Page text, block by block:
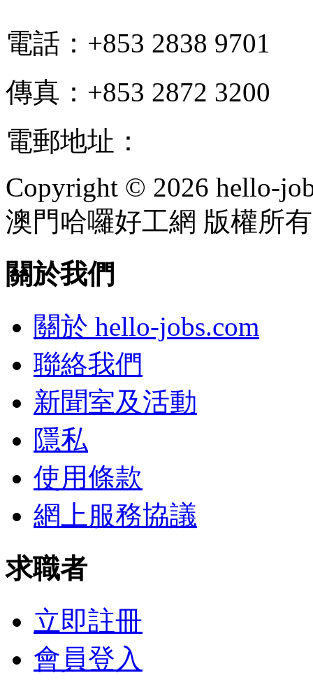
電話：+853 2838 9701
傳真：+853 2872 3200
電郵地址：
Copyright © 2026 hello-
澳門哈囉好工網 版權所有
關於我們
關於 hello-jobs.com
聯絡我們
新聞室及活動
隱私
使用條款
網上服務協議
求職者
立即註冊
會員登入